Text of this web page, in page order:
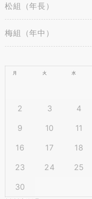
松組（年長）
梅組（年中）
月 火 水
2
3 4
9
10 11
16
17 18
23
24 25
30